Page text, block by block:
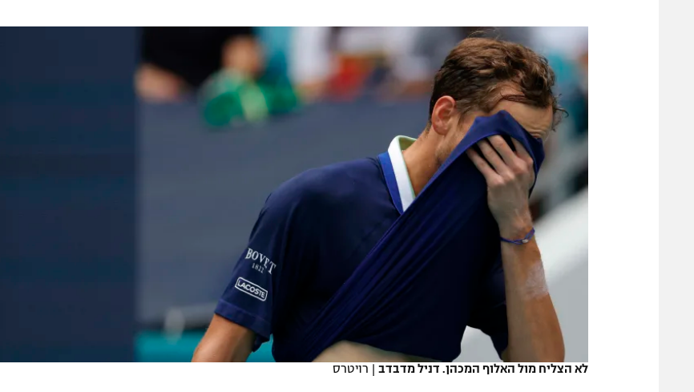
תקנון משתתפים וזוכים בפרסים
תקנון עבור פעילות אלקטרה
תקנון עבור פעילות ספורט 1 – "מרלן"
גיימינג E-Sports
תנאי שימוש
מדיניות פרטיות
תקנון פעילות ספורט 1
רשיון להקרנה פומבית לבית עסק
הצטרפות לחבילת הערוצים
לוח דרושים – ג'ובנט
המגזין
הפועל תל אביב
הפועל חיפה
הפועל באר שבע
מכבי נתניה
ליגה סינית
ליגה ברזילאית
ליגות נוספות
לא הצליח מול האלוף המכהן. דניל מדבדב | רויטרס